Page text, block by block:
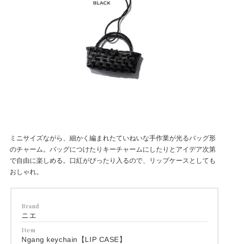
ミニサイズながら、細かく編まれたていねいな手作業が光るバッグ形
のチャーム。バッグにつけたりキーチャームにしたりとアイデア次第
で自由に楽しめる。口紅がぴったり入るので、リップケースとしても
おしゃれ。
Brand
ニエ
Item
Ngang keychain【LIP CASE】